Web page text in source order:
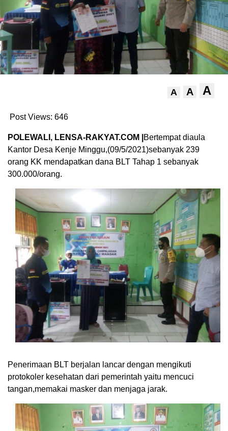
A A A
Post Views: 646
POLEWALI, LENSA-RAKYAT.COM |
Bertempat diaula
Kantor Desa Kenje Minggu,(09/5/2021)sebanyak 239
orang KK mendapatkan dana BLT Tahap 1 sebanyak
300.000/orang.
Penerimaan BLT berjalan lancar dengan mengikuti
protokoler kesehatan dari pemerintah yaitu mencuci
tangan,memakai masker dan menjaga jarak.